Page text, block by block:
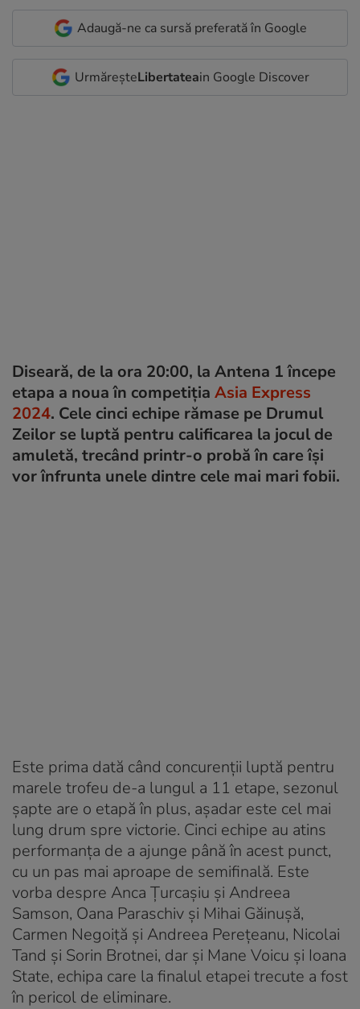
Adaugă-ne ca sursă preferată în Google
UrmăreșteLibertateain Google Discover
Diseară, de la ora 20:00, la Antena 1 începe
etapa a noua în competiția Asia Express
2024. Cele cinci echipe rămase pe Drumul
Zeilor se luptă pentru calificarea la jocul de
amuletă, trecând printr-o probă în care își
vor înfrunta unele dintre cele mai mari fobii.
Este prima dată când concurenții luptă pentru
marele trofeu de-a lungul a 11 etape, sezonul
șapte are o etapă în plus, așadar este cel mai
lung drum spre victorie. Cinci echipe au atins
performanța de a ajunge până în acest punct,
cu un pas mai aproape de semifinală. Este
vorba despre Anca Țurcașiu și Andreea
Samson, Oana Paraschiv și Mihai Găinușă,
Carmen Negoiță și Andreea Perețeanu, Nicolai
Tand și Sorin Brotnei, dar și Mane Voicu și Ioana
State, echipa care la finalul etapei trecute a fost
în pericol de eliminare.